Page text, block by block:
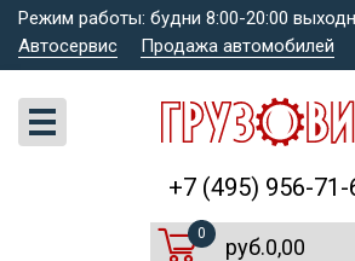
Режим работы: будни 8:00-20:00
Автосервис
Продажа автомобилей
+7 (495) 956-71-
0
руб.0,00